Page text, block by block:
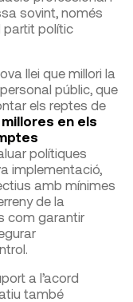
sovint, només
partit polític
llei que millori la
públic, que
els reptes de
millores en els
polítiques
implementació,
amb mínimes
de la
com garantir
a l’acord
també